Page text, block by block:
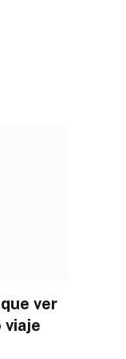
ver
viaje